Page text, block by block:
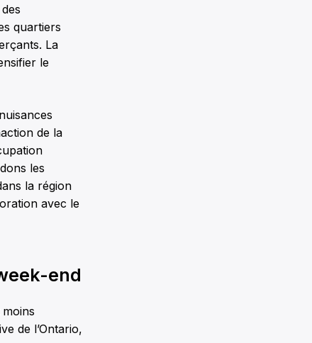
quartiers
La
le
de la
les
la région
avec le
end
de l’Ontario,